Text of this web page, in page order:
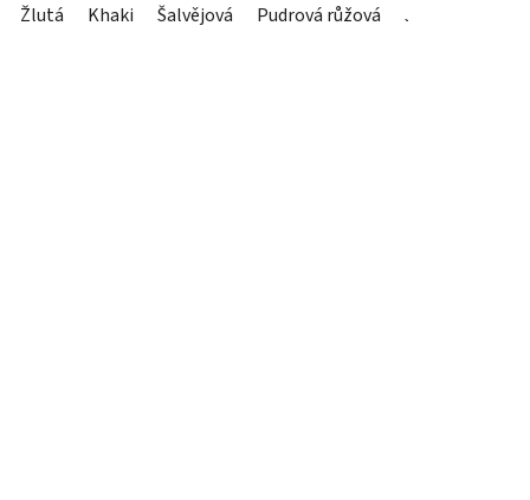
Žlutá Khaki Šalvějová Pudrová růžová Jemná béžová